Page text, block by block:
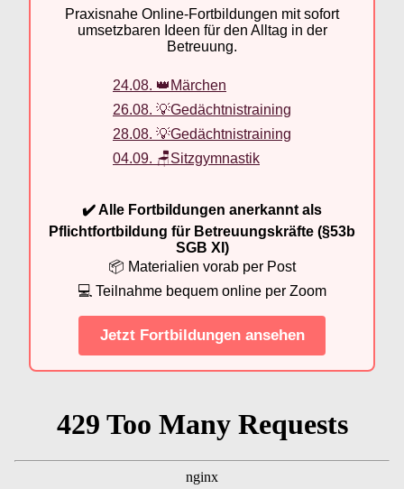
Praxisnahe Online-Fortbildungen mit sofort
umsetzbaren Ideen für den Alltag in der
Betreuung.
24.08. 👑Märchen
26.08. 💡Gedächtnistraining
28.08. 💡Gedächtnistraining
04.09. 🪑Sitzgymnastik
✔️ Alle Fortbildungen anerkannt als
Pflichtfortbildung für Betreuungskräfte (§53b
SGB XI)
📦 Materialien vorab per Post
💻 Teilnahme bequem online per Zoom
Jetzt Fortbildungen ansehen